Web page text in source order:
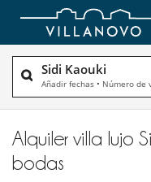
Sidi Kaouki
Añadir fechas • Número de
Alquiler villa lujo
bodas